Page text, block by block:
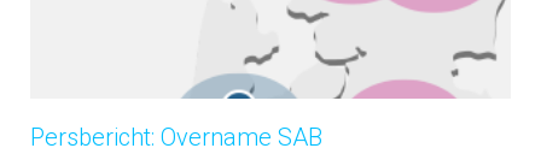
Persbericht: Overname SAB